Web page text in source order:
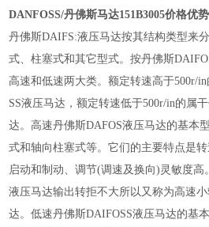
DANFOSS/丹佛斯马达151B3005价格优
丹佛斯DAIFS:液压马达按其结构类型来
式、柱塞式和其它型式。按丹佛斯
高速和低速两大类。额定转速高于500r/
SS液压马达，额定转速低于500r/in的属
达。高速丹佛斯DAFOS液压马达的基本
式和轴向柱塞式等。它们的主要特点是
启动和制动、调节(调速及换向)灵敏度高
液压马达输出转拒不大所以又称为高速
达。低速丹佛斯DAIFOSS液压马达的基